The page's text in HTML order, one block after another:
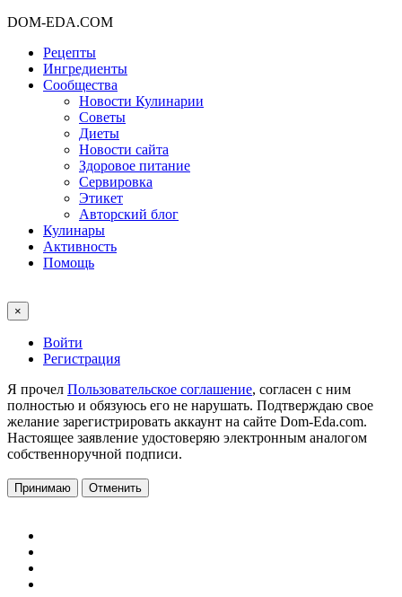
DOM-EDA.COM
Рецепты
Ингредиенты
Сообщества
Новости Кулинарии
Советы
Диеты
Новости сайта
Здоровое питание
Сервировка
Этикет
Авторский блог
Кулинары
Активность
Помощь
×
Войти
Регистрация
Я прочел Пользовательское соглашение, согласен с ним
полностью и обязуюсь его не нарушать. Подтверждаю свое
желание зарегистрировать аккаунт на сайте Dom-Eda.com.
Настоящее заявление удостоверяю электронным аналогом
собственноручной подписи.
Принимаю Отменить